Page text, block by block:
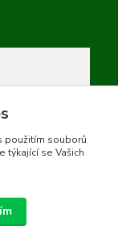
použitím souborů
týkající se Vašich